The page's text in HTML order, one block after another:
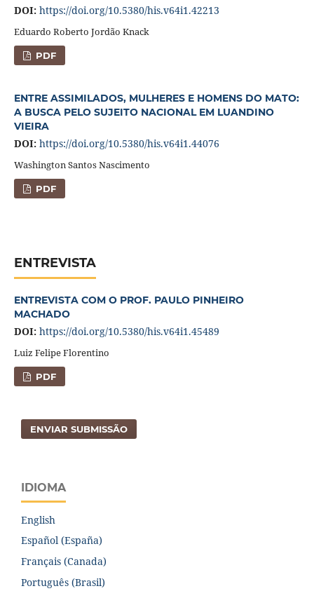
DOI: https://doi.org/10.5380/his.v64i1.42213
Eduardo Roberto Jordão Knack
PDF
ENTRE ASSIMILADOS, MULHERES E HOMENS DO MATO:
A BUSCA PELO SUJEITO NACIONAL EM LUANDINO
VIEIRA
DOI: https://doi.org/10.5380/his.v64i1.44076
Washington Santos Nascimento
PDF
ENTREVISTA
ENTREVISTA COM O PROF. PAULO PINHEIRO
MACHADO
DOI: https://doi.org/10.5380/his.v64i1.45489
Luiz Felipe Florentino
PDF
ENVIAR SUBMISSÃO
IDIOMA
English
Español (España)
Français (Canada)
Português (Brasil)